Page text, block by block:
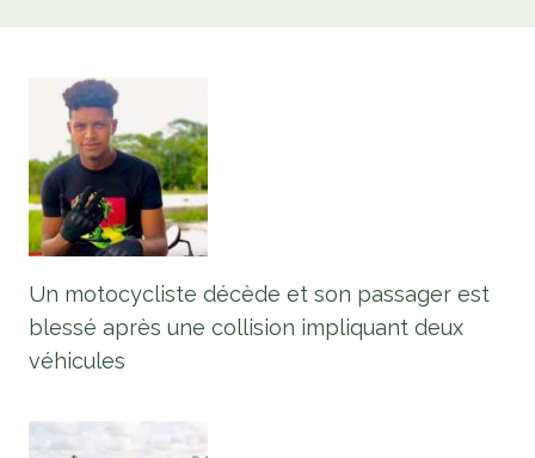
Un motocycliste décède et son passager est
blessé après une collision impliquant deux
véhicules